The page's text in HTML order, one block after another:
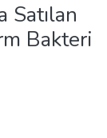
Satılan
Bakteri